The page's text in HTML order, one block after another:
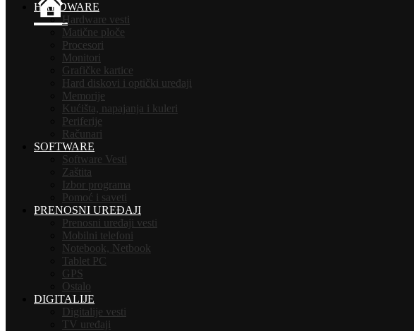
HARDWARE
Hardware vesti
Matične ploče
Procesori
Monitori
Grafičke kartice
Hard diskovi i optički uređaji
Memorije
Kućišta, napajanja i kuleri
Periferije
Računari
SOFTWARE
Software Vesti
Zaštita
Izbor programa
Pomoć i saveti
PRENOSNI UREĐAJI
Prenosni uređaji vesti
Mobilni telefoni
Notebook, Netbook
Tablet PC
GPS
Ostalo
DIGITALIJE
Digitalije vesti
TV uređaji